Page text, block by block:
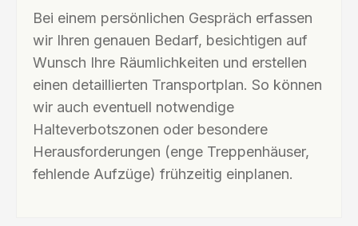
Bei einem persönlichen Gespräch erfassen
wir Ihren genauen Bedarf, besichtigen auf
Wunsch Ihre Räumlichkeiten und erstellen
einen detaillierten Transportplan. So können
wir auch eventuell notwendige
Halteverbotszonen oder besondere
Herausforderungen (enge Treppenhäuser,
fehlende Aufzüge) frühzeitig einplanen.